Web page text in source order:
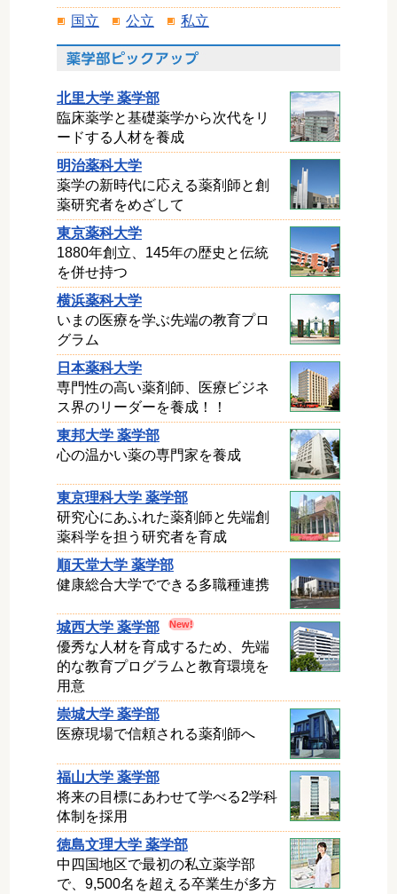
国立
公立 私立
北里大学 薬学部
臨床薬学と基礎薬学から次代をリ
ードする人材を養成
明治薬科大学
薬学の新時代に応える薬剤師と創
薬研究者をめざして
東京薬科大学
1880年創立、145年の歴史と伝統
を併せ持つ
横浜薬科大学
いまの医療を学ぶ先端の教育プロ
グラム
日本薬科大学
専門性の高い薬剤師、医療ビジネ
ス界のリーダーを養成！！
東邦大学 薬学部
心の温かい薬の専門家を養成
東京理科大学 薬学部
研究心にあふれた薬剤師と先端創
薬科学を担う研究者を育成
順天堂大学 薬学部
健康総合大学でできる多職種連携
城西大学 薬学部
優秀な人材を育成するため、先端
的な教育プログラムと教育環境を
用意
崇城大学 薬学部
医療現場で信頼される薬剤師へ
福山大学 薬学部
将来の目標にあわせて学べる2学科
体制を採用
徳島文理大学 薬学部
中四国地区で最初の私立薬学部
で、9,500名を超える卒業生が多方